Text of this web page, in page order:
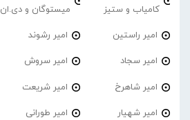
کامیاب و ستیز
میستوگان و دی.ان
امیر راستین امیر رشوند
امیر سجاد امیر سروش
امیر شاهرخ امیر شریعت
امیر شهیار امیر طورانی